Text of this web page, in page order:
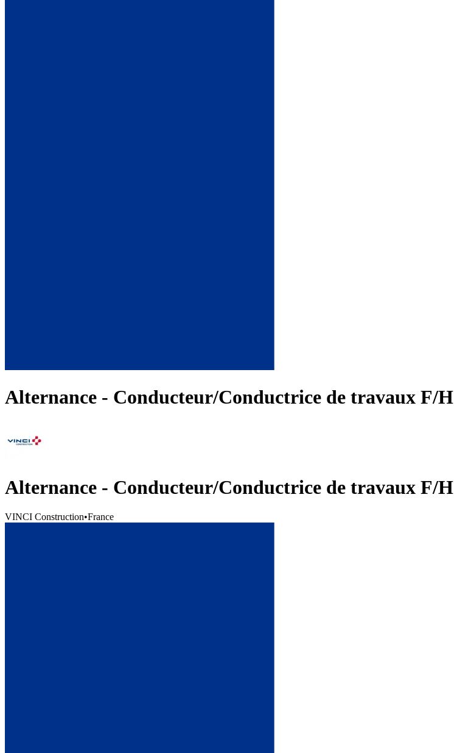
Alternance - Conducteur/Conductrice de travaux F/H
Alternance - Conducteur/Conductrice de travaux F/H
VINCI Construction•France